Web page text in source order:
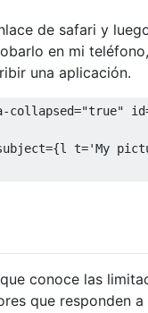
de safari y
en mi
una aplicación.
collapsed="true" id
t='My
conoce las
que responden